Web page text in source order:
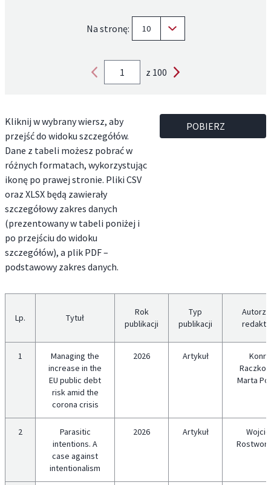
Na stronę: 10
z 100
Kliknij w wybrany wiersz, aby
przejść do widoku szczegółów.
Dane z tabeli możesz pobrać w
różnych formatach, wykorzystując
ikonę po prawej stronie. Pliki CSV
oraz XLSX będą zawierały
szczegółowy zakres danych
(prezentowany w tabeli poniżej i
po przejściu do widoku
szczegółów), a plik PDF –
podstawowy zakres danych.
POBIERZ
Lp. Tytuł
Rok
publikacji
Typ
publikacji
1
Managing the
increase in the
EU public debt
risk amid the
corona crisis
2026 Artykuł
Marta
2
Parasitic
intentions. A
case against
intentionalism
2026 Artykuł